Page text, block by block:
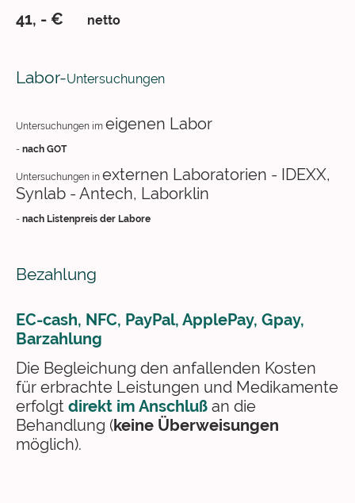
41, - € netto
Labor-Untersuchungen
Untersuchungen im eigenen Labor
- nach GOT
Untersuchungen in externen Laboratorien - IDEXX,
Synlab - Antech, Laborklin
- nach Listenpreis der Labore
Bezahlung
EC-cash, NFC, PayPal, ApplePay, Gpay,
Barzahlung
Die Begleichung den anfallenden Kosten
für erbrachte Leistungen und Medikamente
erfolgt direkt im Anschluß an die
Behandlung (keine Überweisungen
möglich).